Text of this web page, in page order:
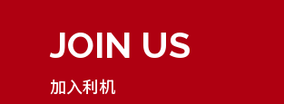
JOIN US
加入利机